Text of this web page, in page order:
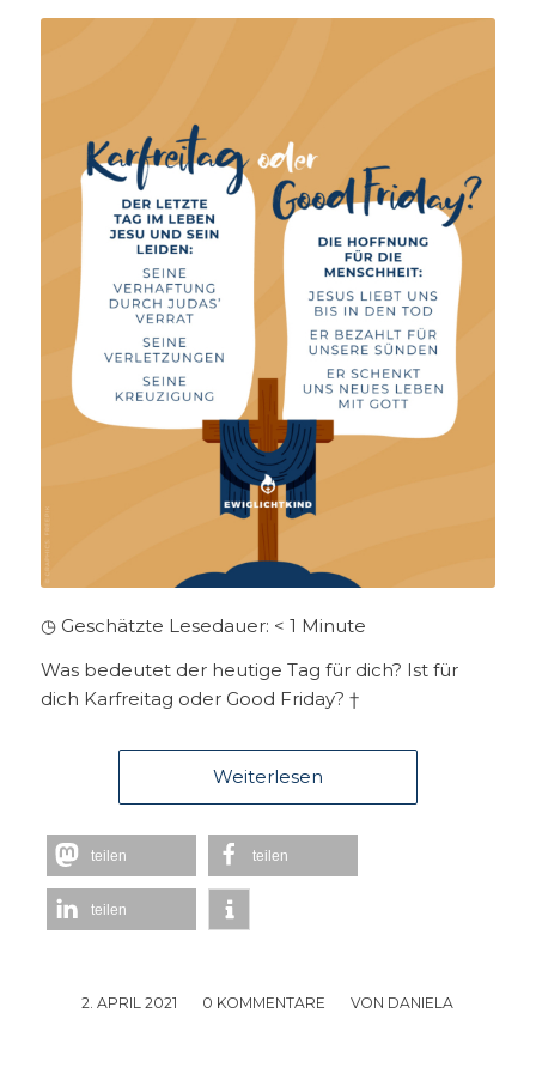
◷ Geschätzte Lesedauer: < 1 Minute
Was bedeutet der heutige Tag für dich? Ist für
dich Karfreitag oder Good Friday? †
Weiterlesen
teilen teilen
teilen
2. APRIL 2021
/ 0 KOMMENTARE
/ VON DANIELA